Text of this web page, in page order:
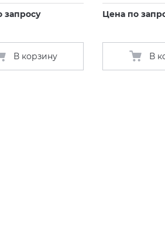
запросу
В корзину
Цена по
В